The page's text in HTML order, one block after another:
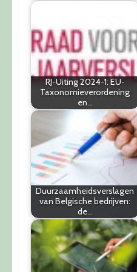
RJ-Uiting 2024-1: EU-
Taxonomieverordening
en…
Duurzaamheidsverslagen
van Belgische bedrijven:
de…